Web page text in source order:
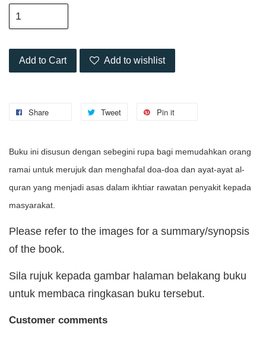
Add to Cart Add to wishlist
Share Tweet Pin it
Buku ini disusun dengan sebegini rupa bagi memudahkan orang
ramai untuk merujuk dan menghafal doa-doa dan ayat-ayat al-
quran yang menjadi asas dalam ikhtiar rawatan penyakit kepada
masyarakat.
Please refer to the images for a summary/synopsis
of the book.
Sila rujuk kepada gambar halaman belakang buku
untuk membaca ringkasan buku tersebut.
Customer comments